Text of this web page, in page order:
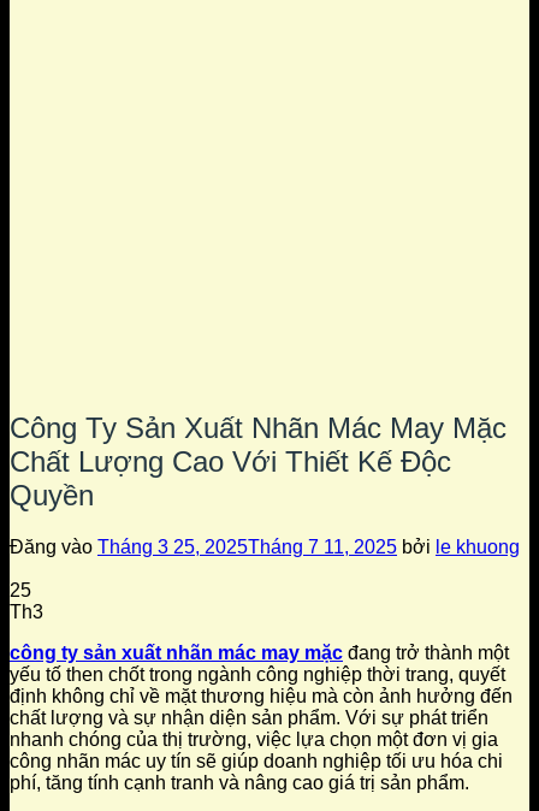
Công Ty Sản Xuất Nhãn Mác May Mặc
Chất Lượng Cao Với Thiết Kế Độc
Quyền
Đăng vào Tháng 3 25, 2025Tháng 7 11, 2025 bởi le khuong
25
Th3
công ty sản xuất nhãn mác may mặc đang trở thành một
yếu tố then chốt trong ngành công nghiệp thời trang, quyết
định không chỉ về mặt thương hiệu mà còn ảnh hưởng đến
chất lượng và sự nhận diện sản phẩm. Với sự phát triển
nhanh chóng của thị trường, việc lựa chọn một đơn vị gia
công nhãn mác uy tín sẽ giúp doanh nghiệp tối ưu hóa chi
phí, tăng tính cạnh tranh và nâng cao giá trị sản phẩm.